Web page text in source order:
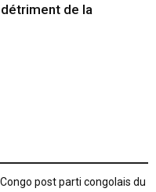
de la
post parti congolais du